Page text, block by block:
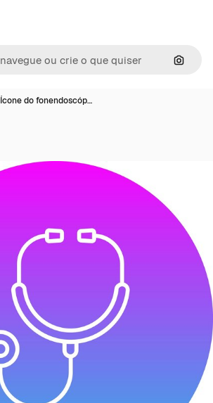
Ícone do fonendoscóp…